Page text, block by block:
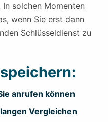
solchen Momenten
wenn Sie erst dann
Schlüsseldienst zu
anrufen können
Vergleichen